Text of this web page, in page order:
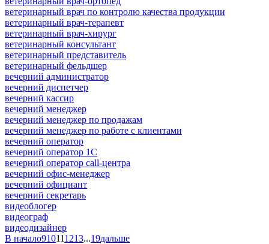
ветеринарный врач по контролю качества продукции
ветеринарный врач-терапевт
ветеринарный врач-хирург
ветеринарный консультант
ветеринарный представитель
ветеринарный фельдшер
вечерний администратор
вечерний диспетчер
вечерний кассир
вечерний менеджер
вечерний менеджер по продажам
вечерний менеджер по работе с клиентами
вечерний оператор
вечерний оператор 1С
вечерний оператор call-центра
вечерний офис-менеджер
вечерний официант
вечерний секретарь
видеоблогер
видеограф
видеодизайнер
В начало910111213...19дальше